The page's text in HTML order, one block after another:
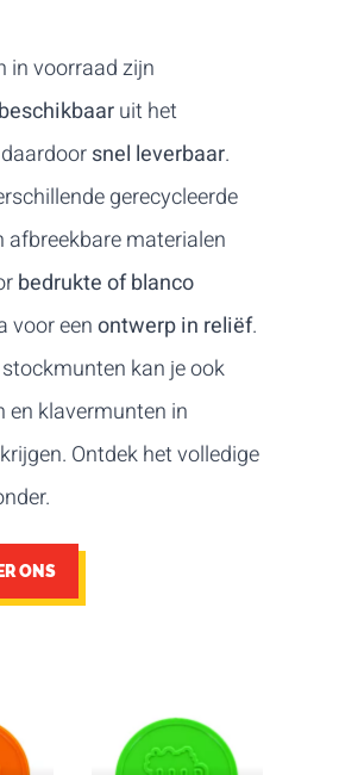
in voorraad zijn
uit het
snel leverbaar.
gerecycleerde
afbreekbare materialen
bedrukte of blanco
voor eenontwerp in reliëf.
kan je ook
en klavermunten in
Ontdek het volledige
ONS